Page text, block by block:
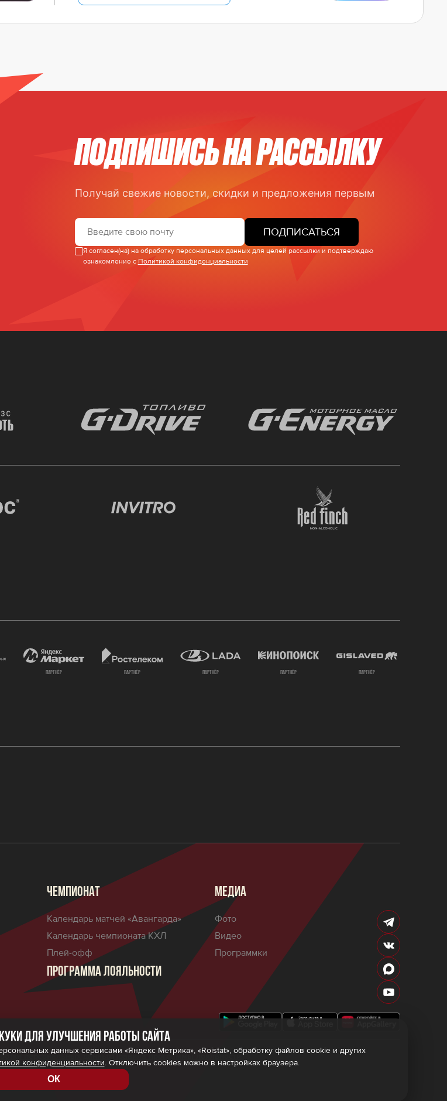
ПОДПИШИСЬ НА РАССЫЛКУ
Получай свежие новости, скидки и предложения первым
ПОДПИСАТЬСЯ
Я согласен(на) на обработку персональных данных для целей рассылки и подтверждаю
ознакомление с Политикой конфиденциальности
партнёр партнёр партнёр партнёр партнёр
ЧЕМПИОНАТ
Календарь матчей «Авангарда»
Календарь чемпионата КХЛ
Плей-офф
ПРОГРАММА ЛОЯЛЬНОСТИ
МЕДИА
Фото
Видео
Программки
персональных данныхПравила программы лояльности
для улучшения работы сайта
данных сервисами «Яндекс Метрика», «Roistat», обработку файлов cookie и других
конфиденциальности. Отключить cookies можно в настройках браузера.
ОК